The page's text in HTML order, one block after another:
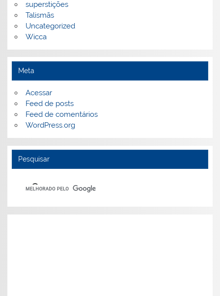
superstições
Talismãs
Uncategorized
Wicca
Meta
Acessar
Feed de posts
Feed de comentários
WordPress.org
Pesquisar